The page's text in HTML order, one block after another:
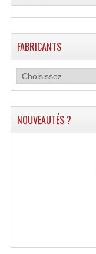
Table
FABRICANTS
NOUVEAUTÉS ?